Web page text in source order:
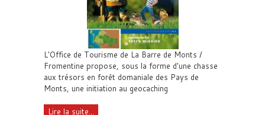
L'Office de Tourisme de La Barre de Monts /
Fromentine propose, sous la forme d'une chasse
aux trésors en forêt domaniale des Pays de
Monts, une initiation au geocaching
Lire la suite...